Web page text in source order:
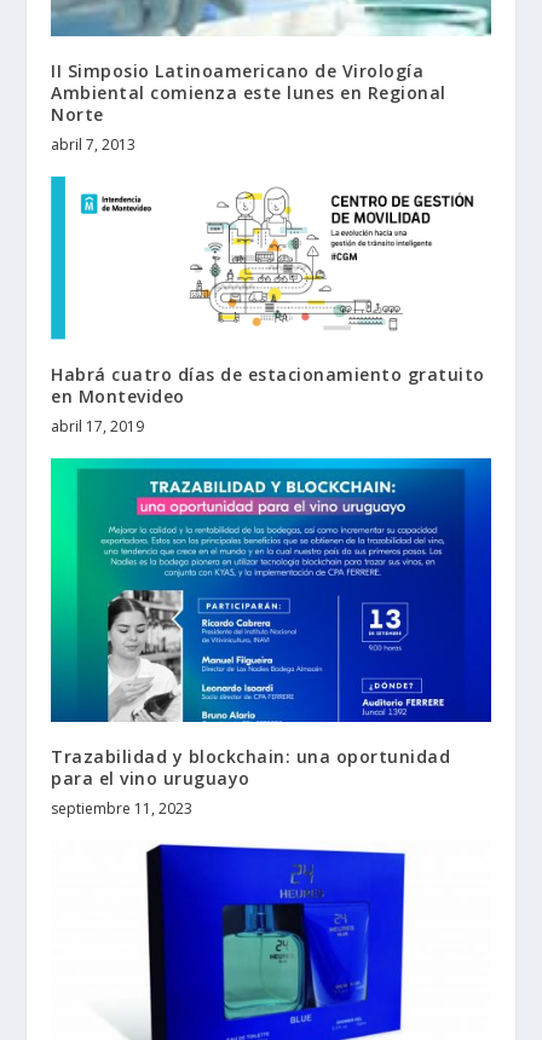
II Simposio Latinoamericano de Virología
Ambiental comienza este lunes en Regional
Norte
abril 7, 2013
Habrá cuatro días de estacionamiento gratuito
en Montevideo
abril 17, 2019
Trazabilidad y blockchain: una oportunidad
para el vino uruguayo
septiembre 11, 2023